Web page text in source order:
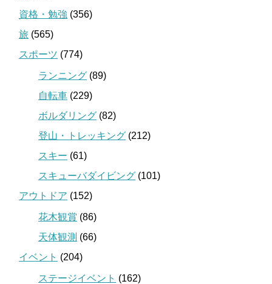
資格・勉強 (356)
旅 (565)
スポーツ (774)
ランニング (89)
自転車 (229)
ボルダリング (82)
登山・トレッキング (212)
スキー (61)
スキューバダイビング (101)
アウトドア (152)
花木観賞 (86)
天体観測 (66)
イベント (204)
ステージイベント (162)